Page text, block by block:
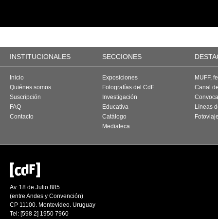
INSTITUCIONALES SECCIONES
Inicio
Quiénes somos
Suscripción
FAQ
Contacto
Exposiciones
Fotografías del CdF
Investigación
Educativa
Catálogo
Mediateca
MUFF,
Canal
Líneas
Av. 18 de Julio 885
(entre Andes y Convención)
CP 11100. Montevideo. Uruguay
Tel: [598 2] 1950 7960